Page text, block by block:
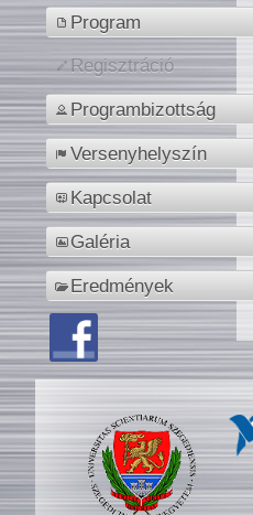
Program
Regisztráció
Programbizottság
Versenyhelyszín
Kapcsolat
Galéria
Eredmények